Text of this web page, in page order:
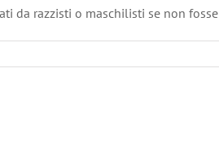
da razzisti o maschilisti se non fosse